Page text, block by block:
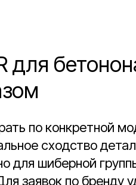
для
по конкретной
сходство
для шиберной
заявок по бренду